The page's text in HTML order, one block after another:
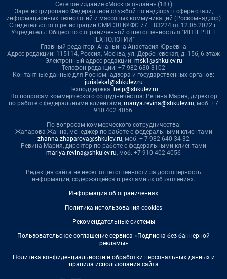
Сетевое издание «Москва онлайн» (18+)
Зарегистрировано Федеральной службой по надзору в сфере связи,
информационных технологий и массовых коммуникаций (Роскомнадзор)
Свидетельство о регистрации СМИ ЭЛ № ФС 77— 83224 от 12.05.2022 г.
Учредитель: Общество с ограниченной ответственностью "ИНТЕРНЕТ
ТЕХНОЛОГИИ"
Главный редактор: Ананьина Анастасия Юрьевна
Адрес редакции: 115114, Россия, Москва, ул. Дербеневская, д. 15б, 6 этаж
Электронный адрес редакции: msk1@shkulev.ru
Телефон редакции: +7 982 630 3102
Контактные данные для Роскомнадзора и государственных органов:
juristekat@shkulev.ru
Техподдержка: help@shkulev.ru
По вопросам коммерческого сотрудничества: Ревина Мария, директор
по работе с федеральными клиентами, mariya.revina@shkulev.ru, моб. +7
910 402 4056.
По вопросам коммерческого сотрудничества:
Жапарова Жанна, менеджер по работе с федеральными клиентами
zhanna.zhaparova@shkulev.ru, моб. + 7 982 640 34 32
Ревина Мария, директор по работе с федеральными клиентами
mariya.revina@shkulev.ru, моб. +7 910 402 4056
Редакция сайта не несет ответственности за достоверность
информации, содержащейся в рекламных объявлениях.
Информация об ограничениях
Политика использования cookies
Рекомендательные системы
Пользовательское соглашение сервиса «Подписка без баннерной
рекламы»
Политика конфиденциальности и обработки персональных данных и
правила использования сайта